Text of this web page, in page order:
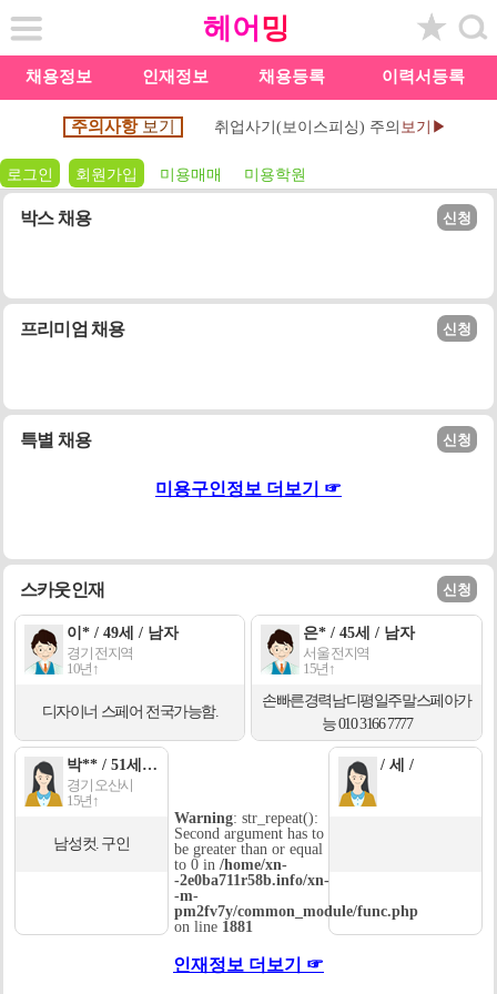
헤어 밍
채용정보 인재정보 채용등록 이력서등록
주의사항 보기 취업사기(보이스피싱) 주의 보기▶
로그인 회원가입 미용매매 미용학원
박스 채용 신청
프리미엄 채용 신청
특별 채용 신청
미용구인정보 더보기 ☞
스카웃인재 신청
이* / 49세 / 남자
경기 전지역
10년↑
디자이너 스페어 전국가능함.
은* / 45세 / 남자
서울 전지역
15년↑
손빠른경력남디평일주말스페아가
능 010 3166 7777
박** / 51세 / 여자
경기 오산시
15년↑
남성컷. 구인
Warning: str_repeat():
Second argument has to
be greater than or equal
to 0 in /home/xn-
-2e0ba711r58b.info/xn-
-m-
pm2fv7y/common_module/func.php
on line 1881
/ 세 /
인재정보 더보기 ☞